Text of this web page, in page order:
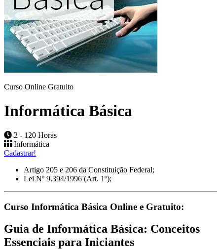
Curso Online Gratuito
Informática Básica
2 - 120 Horas
Informática
Cadastrar!
Artigo 205 e 206 da Constituição Federal;
Lei Nº 9.394/1996 (Art. 1º);
Curso Informática Básica Online e Gratuito:
Guia de Informática Básica: Conceitos
Essenciais para Iniciantes